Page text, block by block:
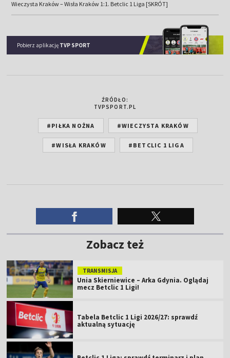
Wieczysta Kraków – Wisła Kraków 1:1. Betclic 1 Liga [SKRÓT]
Pobierz aplikację TVP SPORT
ŹRÓDŁO:
TVPSPORT.PL
#PIŁKA NOŻNA #WIECZYSTA KRAKÓW
#WISŁA KRAKÓW #BETCLIC 1 LIGA
Zobacz też
TRANSMISJA
Unia Skierniewice – Arka Gdynia. Oglądaj
mecz Betclic 1 Ligi!
Tabela Betclic 1 Ligi 2026/27: sprawdź
aktualną sytuację